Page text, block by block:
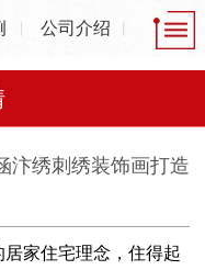
公司介绍
汴绣刺绣装饰画打造
家住宅理念，住得起